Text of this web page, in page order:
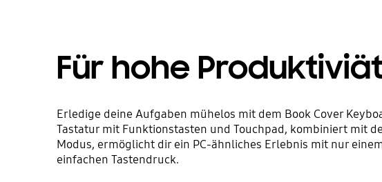
Für hohe Produktiviät
Erledige deine Aufgaben mühelos mit dem Book Cover
Tastatur mit Funktionstasten und Touchpad, kombiniert mit
Modus, ermöglicht dir ein PC-ähnliches Erlebnis mit nur
einfachen Tastendruck.